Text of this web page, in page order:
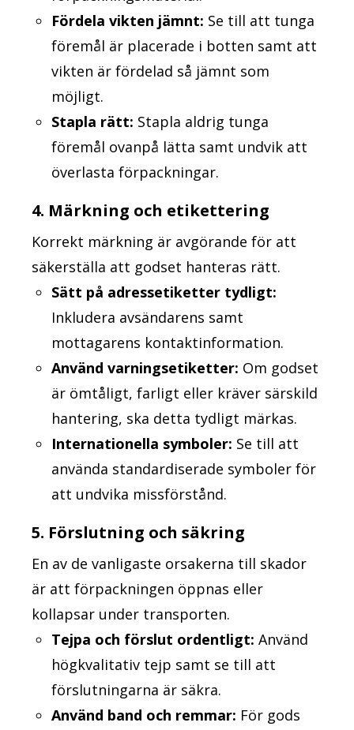
Fördela vikten jämnt: Se till att tunga
föremål är placerade i botten samt att
vikten är fördelad så jämnt som
möjligt.
Stapla rätt: Stapla aldrig tunga
föremål ovanpå lätta samt undvik att
överlasta förpackningar.
4. Märkning och etikettering
Korrekt märkning är avgörande för att
säkerställa att godset hanteras rätt.
Sätt på adressetiketter tydligt:
Inkludera avsändarens samt
mottagarens kontaktinformation.
Använd varningsetiketter: Om godset
är ömtåligt, farligt eller kräver särskild
hantering, ska detta tydligt märkas.
Internationella symboler: Se till att
använda standardiserade symboler för
att undvika missförstånd.
5. Förslutning och säkring
En av de vanligaste orsakerna till skador
är att förpackningen öppnas eller
kollapsar under transporten.
Tejpa och förslut ordentligt: Använd
högkvalitativ tejp samt se till att
förslutningarna är säkra.
Använd band och remmar: För gods